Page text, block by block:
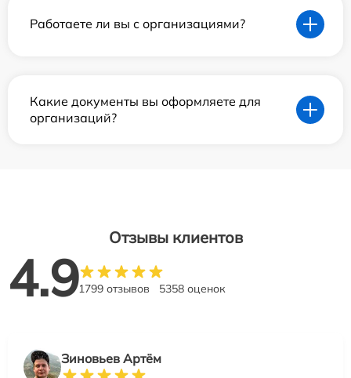
Работаете ли вы с организациями?
Какие документы вы оформляете для
организаций?
Отзывы клиентов
4.91799 отзывов 5358 оценок
Зиновьев Артём